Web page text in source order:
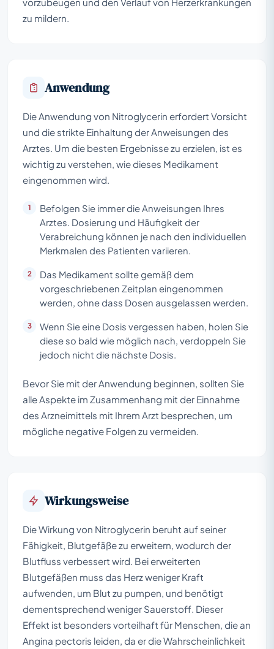
zu mildern.
Anwendung
Die Anwendung von Nitroglycerin erfordert Vorsicht
und die strikte Einhaltung der Anweisungen des
Arztes. Um die besten Ergebnisse zu erzielen, ist es
wichtig zu verstehen, wie dieses Medikament
eingenommen wird.
Befolgen Sie immer die Anweisungen Ihres
Arztes. Dosierung und Häufigkeit der
Verabreichung können je nach den individuellen
Merkmalen des Patienten variieren.
Das Medikament sollte gemäß dem
vorgeschriebenen Zeitplan eingenommen
werden, ohne dass Dosen ausgelassen werden.
Wenn Sie eine Dosis vergessen haben, holen Sie
diese so bald wie möglich nach, verdoppeln Sie
jedoch nicht die nächste Dosis.
Bevor Sie mit der Anwendung beginnen, sollten Sie
alle Aspekte im Zusammenhang mit der Einnahme
des Arzneimittels mit Ihrem Arzt besprechen, um
mögliche negative Folgen zu vermeiden.
Wirkungsweise
Die Wirkung von Nitroglycerin beruht auf seiner
Fähigkeit, Blutgefäße zu erweitern, wodurch der
Blutfluss verbessert wird. Bei erweiterten
Blutgefäßen muss das Herz weniger Kraft
aufwenden, um Blut zu pumpen, und benötigt
dementsprechend weniger Sauerstoff. Dieser
Effekt ist besonders vorteilhaft für Menschen, die an
Angina pectoris leiden, da er die Wahrscheinlichkeit